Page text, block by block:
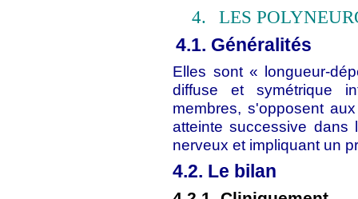
4.
LES
4.1. Généralités
Elles sont « longueur-
diffuse et symétrique
membres, s'opposent
atteinte successive dans
nerveux et impliquant un
4.2. Le bilan